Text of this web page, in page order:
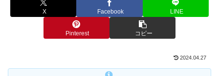
X Facebook LINE
Pinterest コピー
2024.04.27